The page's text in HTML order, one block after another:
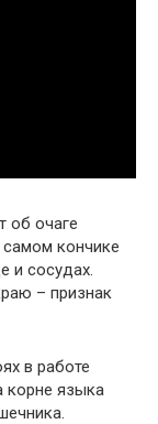
об очаге
самом кончике
и сосудах.
– признак
в работе
корне языка